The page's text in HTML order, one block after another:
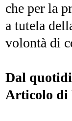
che per la
a tutela
volontà di
Dal
Articolo di